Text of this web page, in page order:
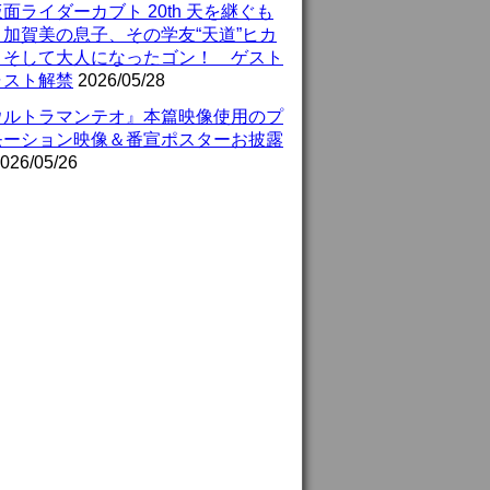
面ライダーカブト 20th 天を継ぐも
賀美の息子、その学友“天道”ヒカ
そして大人になったゴン！ ゲスト
スト解禁 2026/05/28
ルトラマンテオ』本篇映像使用のプ
ーション映像＆番宣ポスターお披露
05/26